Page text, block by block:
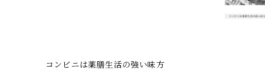
コンビニは薬膳生活の強い味方